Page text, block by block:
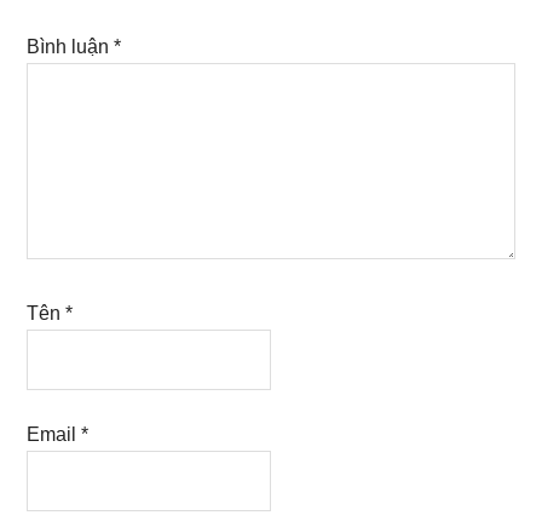
Bình luận*
Tên*
Email*